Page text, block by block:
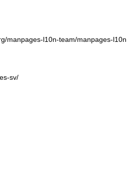
manpages-l10n-team/manpages-l10n
sv/